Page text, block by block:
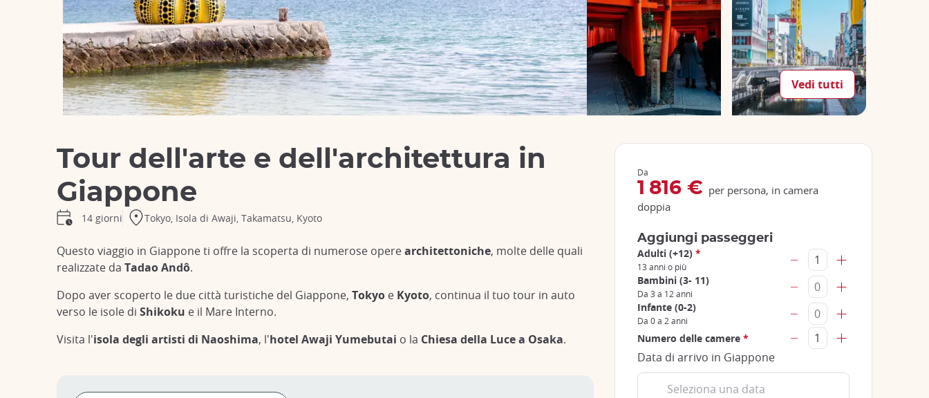
Vedi tutti
Tour dell'arte e dell'architettura in
Giappone
14 giorni Tokyo, Isola di Awaji, Takamatsu, Kyoto
Questo viaggio in Giappone ti offre la scoperta di numerose operearchitettoniche, molte delle quali
realizzate da Tadao Andô.
Dopo aver scoperto le due città turistiche del Giappone, Tokyo e Kyoto, continua il tuo tour in auto
verso le isole di Shikoku e il Mare Interno.
Visita l'isola degli artisti di Naoshima, l'hotel Awaji Yumebutai o la Chiesa della Luce a Osaka.
Da
1 816 € per persona, in camera
doppia
Aggiungi passeggeri
Adulti (+12) *
13 anni o più
Bambini (3- 11)
Da 3 a 12 anni
Infante (0-2)
Da 0 a 2 anni
Numero delle camere *
Data di arrivo in Giappone